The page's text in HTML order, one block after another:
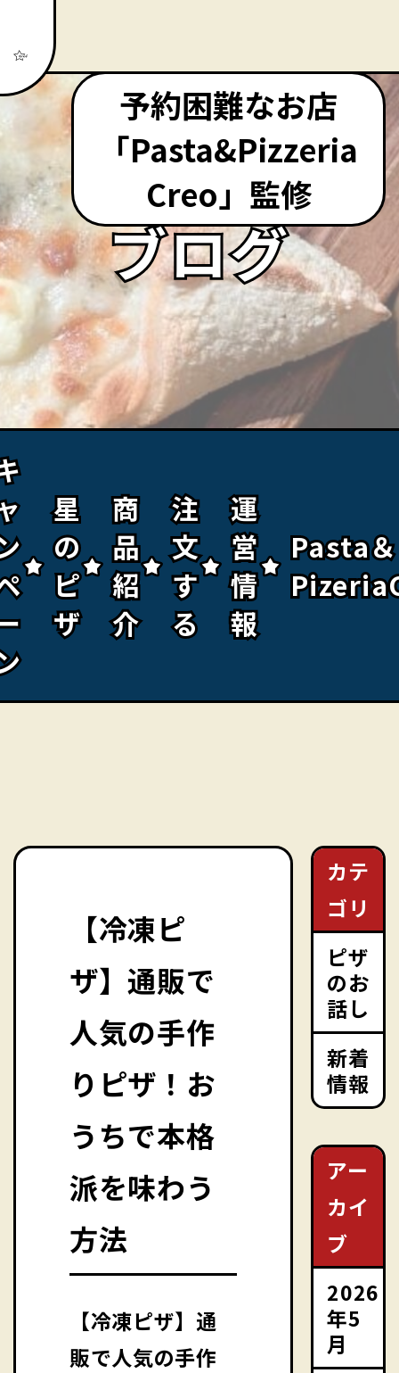
予約困難なお店
「Pasta&Pizzeria
Creo」監修
ブログ
ブログ
星
の
ピ
ザ
星
の
ピ
ザ
商
品
紹
介
商
品
紹
介
注
文
す
る
注
文
す
る
運
営
情
報
運
営
情
報
Pasta＆
Pasta＆
【冷凍ピ
ザ】通販で
人気の手作
りピザ！お
うちで本格
派を味わう
方法
【冷凍ピザ】通
販で人気の手作
カテ
ゴリ
ピザ
のお
話し
新着
情報
アー
カイ
ブ
2026
年5
月